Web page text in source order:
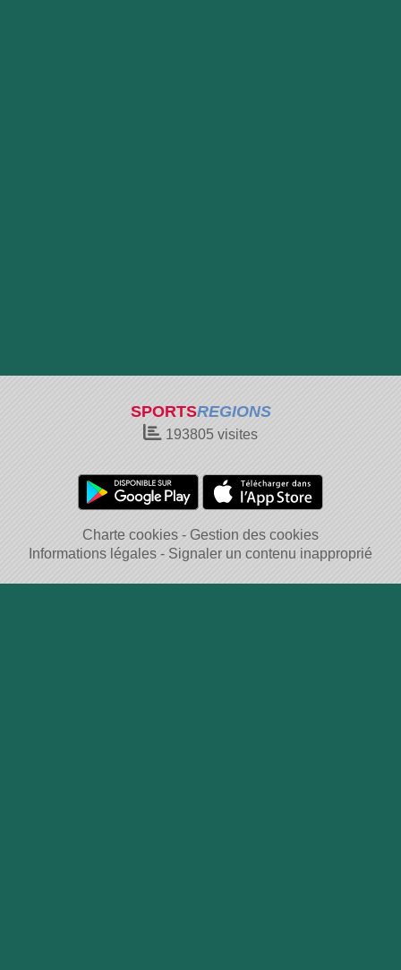
SPORTSREGIONS
193805 visites
Charte cookies
Gestion des cookies
Informations légales
Signaler un contenu inapproprié